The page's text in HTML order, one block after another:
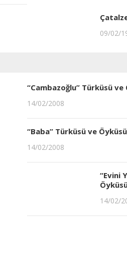
09/02/
“Cambazoğlu” Türküsü ve
14/02/2008
“Baba” Türküsü ve Öyküsü
14/02/2008
“Evini
14/02/